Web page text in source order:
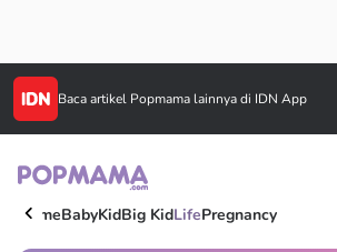
Baca artikel Popmama lainnya di IDN App
HomeBabyKidBig KidLifePregnancy